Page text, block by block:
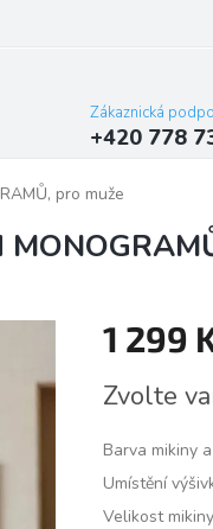
Zákaznická
+420 778
pro muže
1 299
cena:
Zvolte
Barva mikiny
Umístění
Velikost mikiny